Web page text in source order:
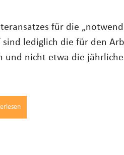
für die
lediglich die für den
und nicht etwa die jährliche